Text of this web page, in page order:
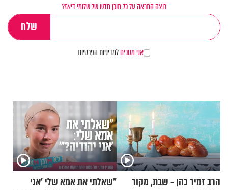
רוצה התראה על כל תוכן חדש של שלומי דיאז?
אני מסכיםלמדיניות הפרטיות
הרב זמיר כהן - שבת, מקור
"שאלתי את אמא שלי 'אני